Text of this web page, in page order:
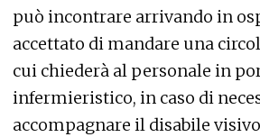
può incontrare arrivando in
accettato di mandare una
cui chiederà al personale in
infermieristico, in caso di
accompagnare il disabile